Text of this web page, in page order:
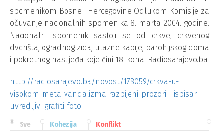
spomenikom Bosne i Hercegovine Odlukom Komisije za
očuvanje nacionalnih spomenika 8. marta 2004. godine.
Nacionalni spomenik sastoji se od crkve, crkvenog
dvorišta, ogradnog zida, ulazne kapije, parohijskog doma
i pokretnog naslijeđa koje čini 18 ikona. Radiosarajevo.ba
http://radiosarajevo.ba/novost/178059/crkva-u-
visokom-meta-vandalizma-razbijeni-prozori-i-ispisani-
uvredljivi-grafiti-foto
Sve Kohezija Konflikt